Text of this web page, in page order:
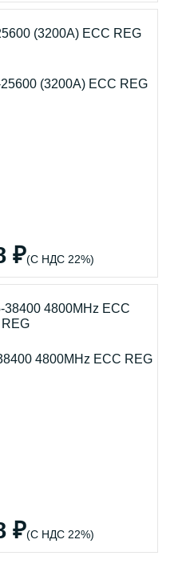
(3200A) ECC REG
₽(С НДС 22%)
38400 4800MHz ECC
REG
₽(С НДС 22%)